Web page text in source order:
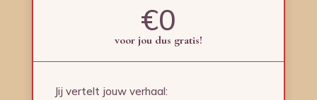
€0
voor jou dus gratis!
Jij vertelt jouw verhaal: